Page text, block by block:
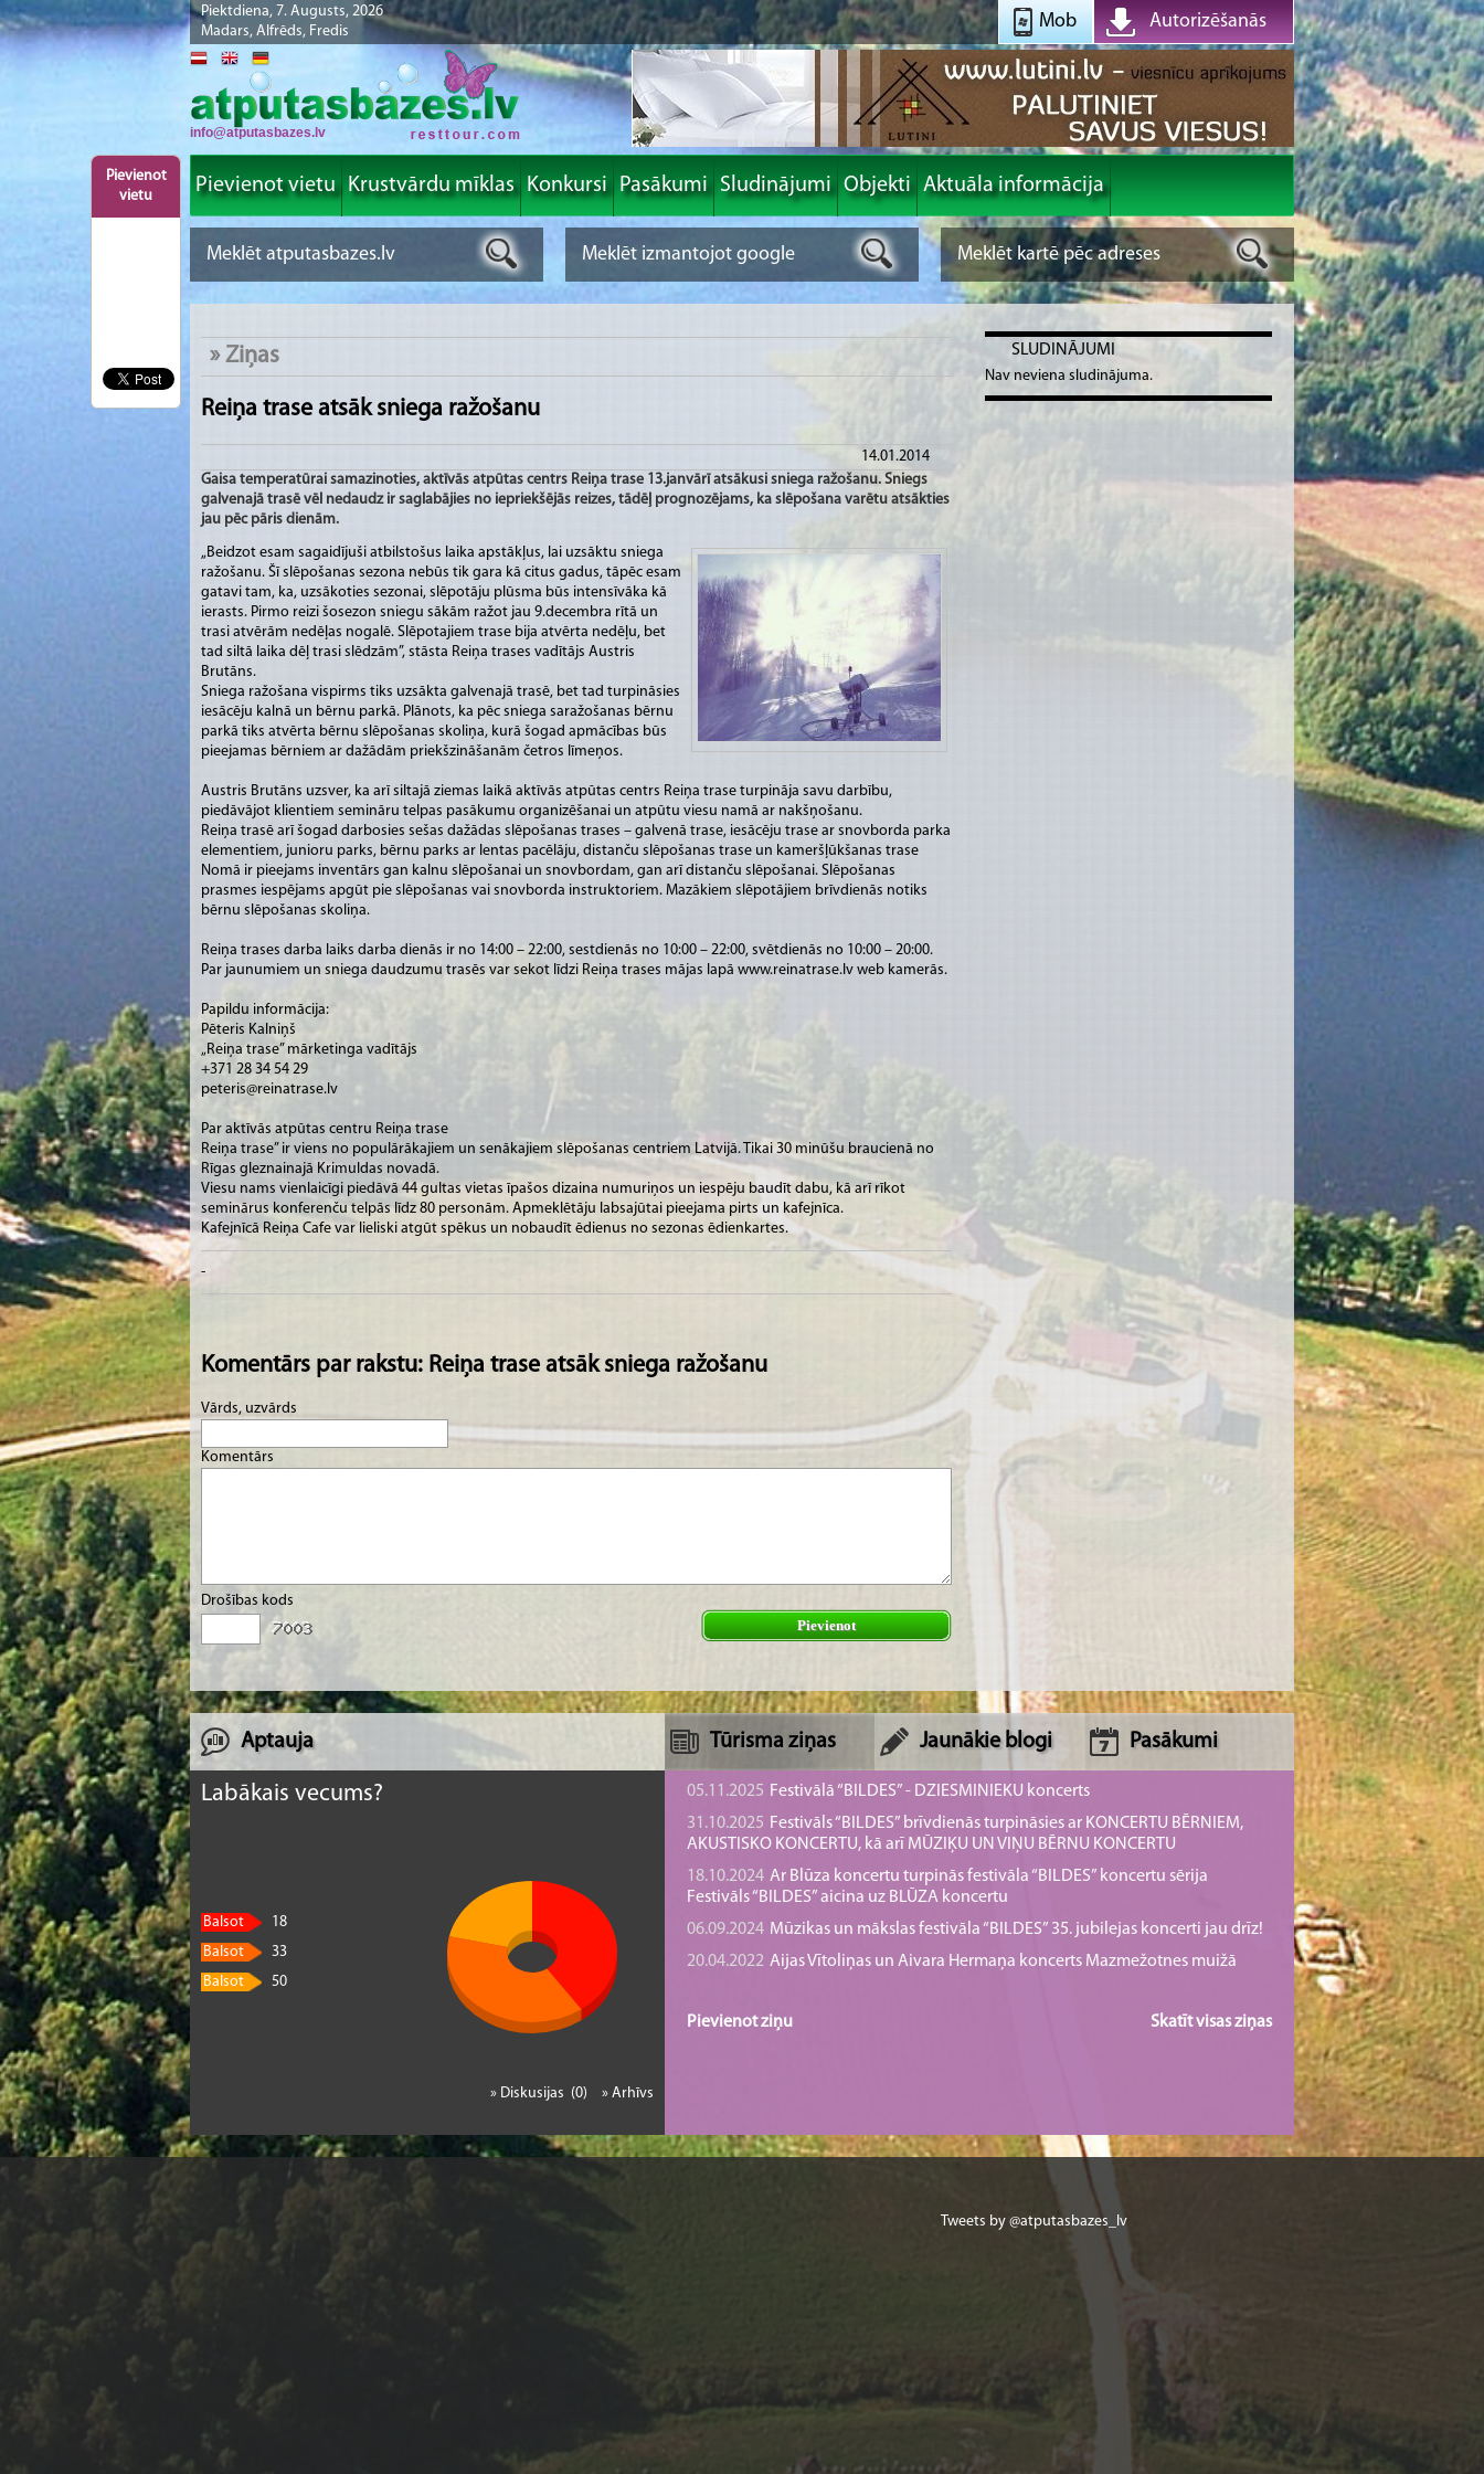
Piektdiena, 7. Augusts, 2026
Madars, Alfrēds, Fredis
Autorizēšanās
Mob
Pievienot
vietu
info@atputasbazes.lv
Pievienot vietu Krustvārdu mīklas Konkursi Pasākumi Sludinājumi Objekti Aktuāla informācija
»Ziņas
Reiņa trase atsāk sniega ražošanu
14.01.2014
Gaisa temperatūrai samazinoties, aktīvās atpūtas centrs Reiņa trase 13.janvārī atsākusi sniega ražošanu. Sniegs
galvenajā trasē vēl nedaudz ir saglabājies no iepriekšējās reizes, tādēļ prognozējams, ka slēpošana varētu atsākties
jau pēc pāris dienām.
„Beidzot esam sagaidījuši atbilstošus laika apstākļus, lai uzsāktu sniega
ražošanu. Šī slēpošanas sezona nebūs tik gara kā citus gadus, tāpēc esam
gatavi tam, ka, uzsākoties sezonai, slēpotāju plūsma būs intensīvāka kā
ierasts. Pirmo reizi šosezon sniegu sākām ražot jau 9.decembra rītā un
trasi atvērām nedēļas nogalē. Slēpotajiem trase bija atvērta nedēļu, bet
tad siltā laika dēļ trasi slēdzām”, stāsta Reiņa trases vadītājs Austris
Brutāns.
Sniega ražošana vispirms tiks uzsākta galvenajā trasē, bet tad turpināsies
iesācēju kalnā un bērnu parkā. Plānots, ka pēc sniega saražošanas bērnu
parkā tiks atvērta bērnu slēpošanas skoliņa, kurā šogad apmācības būs
pieejamas bērniem ar dažādām priekšzināšanām četros līmeņos.
Austris Brutāns uzsver, ka arī siltajā ziemas laikā aktīvās atpūtas centrs Reiņa trase turpināja savu darbību,
piedāvājot klientiem semināru telpas pasākumu organizēšanai un atpūtu viesu namā ar nakšņošanu.
Reiņa trasē arī šogad darbosies sešas dažādas slēpošanas trases – galvenā trase, iesācēju trase ar snovborda parka
elementiem, junioru parks, bērnu parks ar lentas pacēlāju, distanču slēpošanas trase un kameršļūkšanas trase
Nomā ir pieejams inventārs gan kalnu slēpošanai un snovbordam, gan arī distanču slēpošanai. Slēpošanas
prasmes iespējams apgūt pie slēpošanas vai snovborda instruktoriem. Mazākiem slēpotājiem brīvdienās notiks
bērnu slēpošanas skoliņa.
Reiņa trases darba laiks darba dienās ir no 14:00 – 22:00, sestdienās no 10:00 – 22:00, svētdienās no 10:00 – 20:00.
Par jaunumiem un sniega daudzumu trasēs var sekot līdzi Reiņa trases mājas lapā www.reinatrase.lv web kamerās.
Papildu informācija:
Pēteris Kalniņš
„Reiņa trase” mārketinga vadītājs
+371 28 34 54 29
peteris@reinatrase.lv
Par aktīvās atpūtas centru Reiņa trase
Reiņa trase” ir viens no populārākajiem un senākajiem slēpošanas centriem Latvijā. Tikai 30 minūšu braucienā no
Rīgas gleznainajā Krimuldas novadā.
Viesu nams vienlaicīgi piedāvā 44 gultas vietas īpašos dizaina numuriņos un iespēju baudīt dabu, kā arī rīkot
seminārus konferenču telpās līdz 80 personām. Apmeklētāju labsajūtai pieejama pirts un kafejnīca.
Kafejnīcā Reiņa Cafe var lieliski atgūt spēkus un nobaudīt ēdienus no sezonas ēdienkartes.
-
Komentārs par rakstu: Reiņa trase atsāk sniega ražošanu
Vārds, uzvārds
Komentārs
Drošības kods
Pievienot
SLUDINĀJUMI
Nav neviena sludinājuma.
Aptauja
Labākais vecums?
Balsot
18
Balsot
33
Balsot
50
» Arhīvs
» Diskusijas (0)
Tūrisma ziņas Jaunākie blogi Pasākumi
05.11.2025 Festivālā “BILDES” - DZIESMINIEKU koncerts
31.10.2025 Festivāls “BILDES” brīvdienās turpināsies ar KONCERTU BĒRNIEM,
AKUSTISKO KONCERTU, kā arī MŪZIĶU UN VIŅU BĒRNU KONCERTU
18.10.2024 Ar Blūza koncertu turpinās festivāla “BILDES” koncertu sērija
Festivāls “BILDES” aicina uz BLŪZA koncertu
06.09.2024 Mūzikas un mākslas festivāla “BILDES” 35. jubilejas koncerti jau drīz!
20.04.2022 Aijas Vītoliņas un Aivara Hermaņa koncerts Mazmežotnes muižā
Skatīt visas ziņas
Pievienot ziņu
Tweets by @atputasbazes_lv